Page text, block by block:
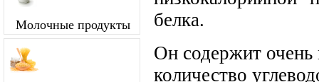
Молочные продукты
белка.
Он содержит очень
количество